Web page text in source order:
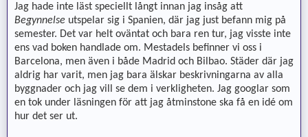
Jag hade inte läst speciellt långt innan jag insåg att
Begynnelse utspelar sig i Spanien, där jag just befann mig på
semester. Det var helt oväntat och bara ren tur, jag visste inte
ens vad boken handlade om. Mestadels befinner vi oss i
Barcelona, men även i både Madrid och Bilbao. Städer där jag
aldrig har varit, men jag bara älskar beskrivningarna av alla
byggnader och jag vill se dem i verkligheten. Jag googlar som
en tok under läsningen för att jag åtminstone ska få en idé om
hur det ser ut.